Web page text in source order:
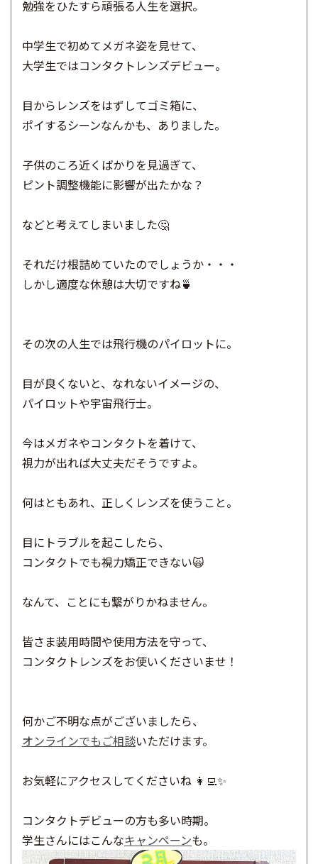
勉強をひたすら頑張る人生を選択。
中学生で初めてメガネ姿を見せて、
大学生ではコンタクトレンズデビュー。
目からレンズをはずしてゴミ箱に、
ポイするシーンなんかも、ありました。
子供のころ近くばかりを見過ぎて、
ピント調整機能に影響が出たかな？
などと考えてしまいました🤔
それだけ根詰めていたのでしょうか・・・
しかし適度な休憩は大切ですね🍵
その次の人生では飛行機のパイロットに。
目が良くないと、なれないイメージの、
パイロットや宇宙飛行士。
今はメガネやコンタクトを着けて、
視力が出れば大丈夫だそうですよ。
何はともあれ、正しくレンズを使うこと。
目にトラブルを起こしたら、
コンタクトでも視力矯正できない🙀
なんて、ことにも繋がりかねません。
皆さま装用時間や使用方法を守って、
コンタクトレンズをお使いくださいませ！
何かご不明な点がございましたら、
オンラインでもご相談いただけます。
お気軽にアクセスしてくださいね 👩‍💻✨
コンタクトデビューの方も多い時期。
学生さんにはこんなキャンペーンも。